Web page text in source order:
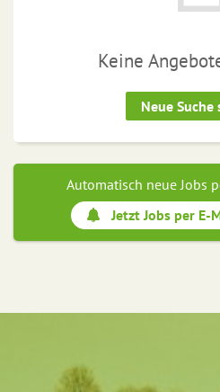
Keine
Neue
Automatisch neue Jobs
Jetzt Jobs per E-